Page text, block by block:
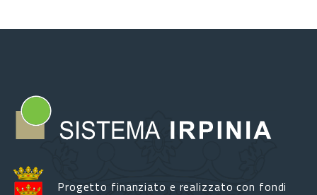
Progetto finanziato e realizzato con fondi